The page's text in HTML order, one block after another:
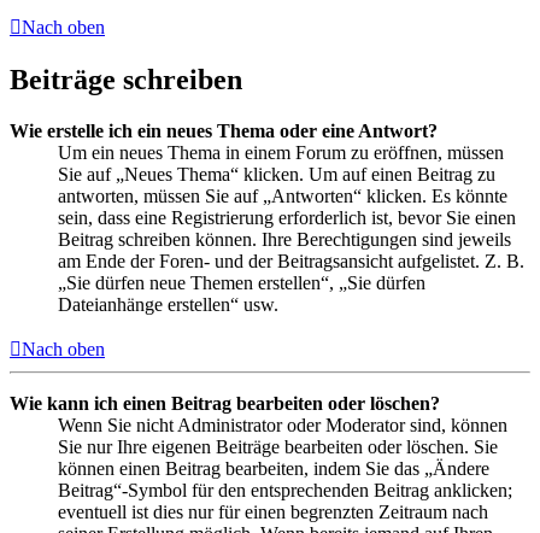
Nach oben
Beiträge schreiben
Wie erstelle ich ein neues Thema oder eine Antwort?
Um ein neues Thema in einem Forum zu eröffnen, müssen
Sie auf „Neues Thema“ klicken. Um auf einen Beitrag zu
antworten, müssen Sie auf „Antworten“ klicken. Es könnte
sein, dass eine Registrierung erforderlich ist, bevor Sie einen
Beitrag schreiben können. Ihre Berechtigungen sind jeweils
am Ende der Foren- und der Beitragsansicht aufgelistet. Z. B.
„Sie dürfen neue Themen erstellen“, „Sie dürfen
Dateianhänge erstellen“ usw.
Nach oben
Wie kann ich einen Beitrag bearbeiten oder löschen?
Wenn Sie nicht Administrator oder Moderator sind, können
Sie nur Ihre eigenen Beiträge bearbeiten oder löschen. Sie
können einen Beitrag bearbeiten, indem Sie das „Ändere
Beitrag“-Symbol für den entsprechenden Beitrag anklicken;
eventuell ist dies nur für einen begrenzten Zeitraum nach